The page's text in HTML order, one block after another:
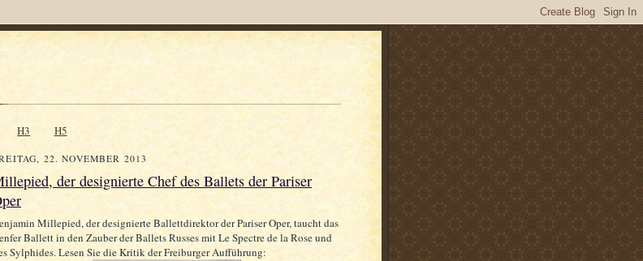
H3 H5
22. NOVEMBER 2013
der designierte Chef des Ballets der Pariser
Millepied, der designierte Ballettdirektor der Pariser Oper, taucht das
Ballett in den Zauber der Ballets Russes mit Le Spectre de la Rose und
Sylphides. Lesen Sie die Kritik der Freiburger Aufführung: